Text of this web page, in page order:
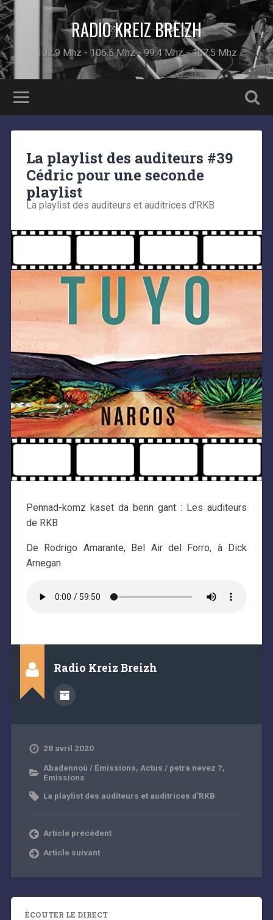
RADIO KREIZ BREIZH
102.9 Mhz - 106.5 Mhz - 99.4 Mhz - 107.5 Mhz
La playlist des auditeurs #39
Cédric pour une seconde
playlist
La playlist des auditeurs et auditrices d'RKB
Pennad-komz kaset da benn gant : Les auditeurs
de RKB
De Rodrigo Amarante, Bel Air del Forro, à Dick
Arnegan
Radio Kreiz Breizh
28 avril 2020
Abadennoù / Émissions, Actus / petra nevez ?,
Émissions
La playlist des auditeurs et auditrices d'RKB
Article précédent
Article suivant
ÉCOUTER LE DIRECT